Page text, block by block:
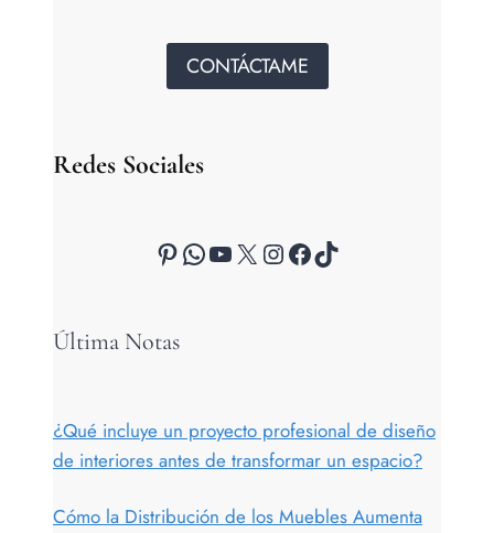
CONTÁCTAME
Redes Sociales
Pinterest
WhatsApp
YouTube
X Instagram
Facebook
TikTok
Última Notas
¿Qué incluye un proyecto profesional de diseño
de interiores antes de transformar un espacio?
Cómo la Distribución de los Muebles Aumenta